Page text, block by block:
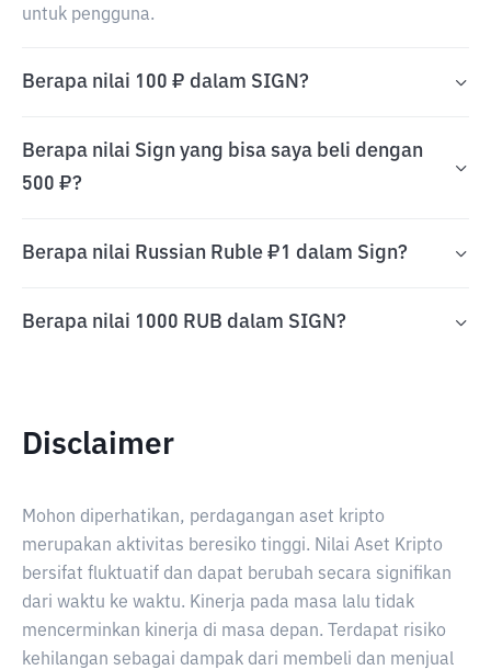
untuk pengguna.
Berapa nilai 100 ₽ dalam SIGN?
Berapa nilai Sign yang bisa saya beli dengan
500 ₽?
Berapa nilai Russian Ruble ₽1 dalam Sign?
Berapa nilai 1000 RUB dalam SIGN?
Disclaimer
Mohon diperhatikan, perdagangan aset kripto
merupakan aktivitas beresiko tinggi. Nilai Aset Kripto
bersifat fluktuatif dan dapat berubah secara signifikan
dari waktu ke waktu. Kinerja pada masa lalu tidak
mencerminkan kinerja di masa depan. Terdapat risiko
kehilangan sebagai dampak dari membeli dan menjual